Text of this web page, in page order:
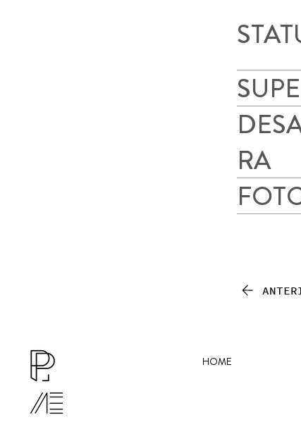
RA
HOME